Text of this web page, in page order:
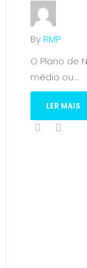
ByRMP
O Plano de
médio ou...
LER MAIS